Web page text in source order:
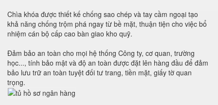
Chìa khóa được thiết kế chống sao chép và tay cầm ngoại tạo
khả năng chống trộm phá ngay từ bề mặt, thuận tiện cho việc bổ
nhiệm cán bộ cấp cao bàn giao kho quỹ.
Đảm bảo an toàn cho mọi hệ thống Công ty, cơ quan, trường
học..., tính bảo mật và độ an toàn được đặt lên hàng đầu để đảm
bảo lưu trữ an toàn tuyệt đối tư trang, tiền mặt, giấy tờ quan
trọng.